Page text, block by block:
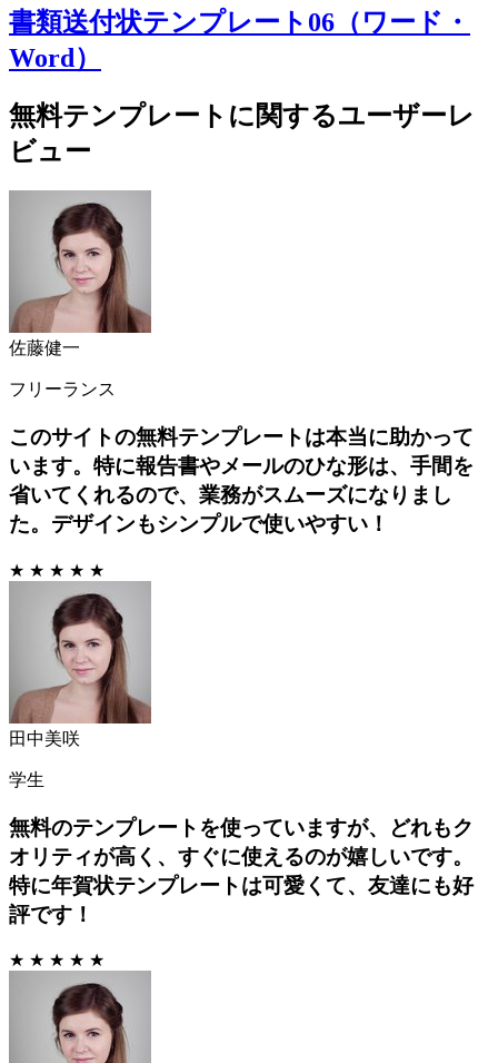
書類送付状テンプレート06（ワード・
Word）
無料テンプレートに関するユーザーレ
ビュー
佐藤健一
フリーランス
このサイトの無料テンプレートは本当に助かって
います。特に報告書やメールのひな形は、手間を
省いてくれるので、業務がスムーズになりまし
た。デザインもシンプルで使いやすい！
★ ★ ★ ★ ★
田中美咲
学生
無料のテンプレートを使っていますが、どれもク
オリティが高く、すぐに使えるのが嬉しいです。
特に年賀状テンプレートは可愛くて、友達にも好
評です！
★ ★ ★ ★ ★